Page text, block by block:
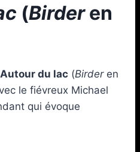
(Birderen
Autour du lac (Birderen
le fiévreux Michael
qui évoque